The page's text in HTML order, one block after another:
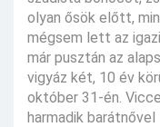
olyan ősök előtt,
mégsem lett az
már pusztán az
vigyáz két, 10 év
október 31-én.
harmadik